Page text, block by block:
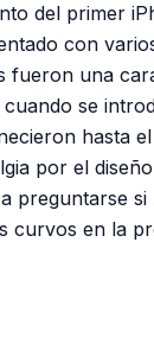
del primer
con
fueron una
se
hasta
por el
preguntarse
curvos en la